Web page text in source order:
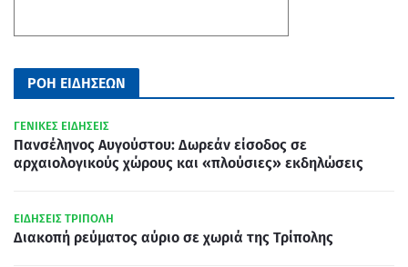
ΡΟΗ ΕΙΔΗΣΕΩΝ
ΓΕΝΙΚΕΣ ΕΙΔΗΣΕΙΣ
Πανσέληνος Αυγούστου: Δωρεάν είσοδος σε
αρχαιολογικούς χώρους και «πλούσιες» εκδηλώσεις
ΕΙΔΗΣΕΙΣ ΤΡΙΠΟΛΗ
Διακοπή ρεύματος αύριο σε χωριά της Τρίπολης